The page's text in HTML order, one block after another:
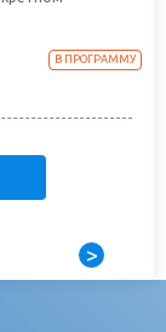
В ПРОГРАММУ
>